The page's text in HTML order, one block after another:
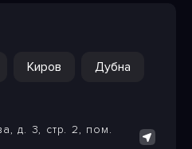
Киров Дубна
д. 3, стр. 2, пом.